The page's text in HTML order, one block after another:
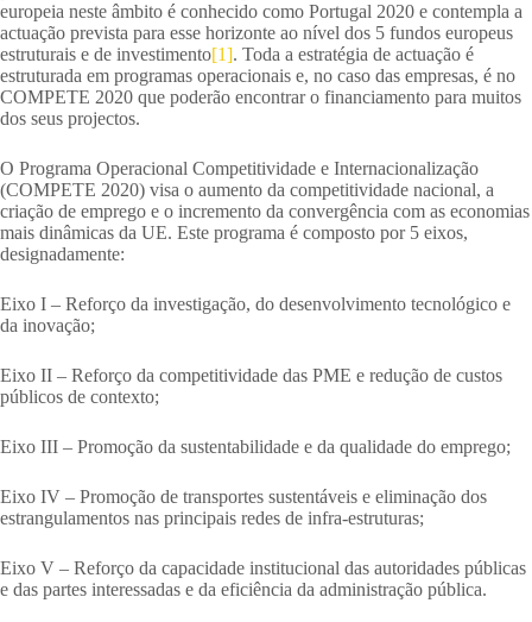
europeia neste âmbito é conhecido como Portugal 2020 e contempla a
actuação prevista para esse horizonte ao nível dos 5 fundos europeus
estruturais e de investimento[1]. Toda a estratégia de actuação é
estruturada em programas operacionais e, no caso das empresas, é no
COMPETE 2020 que poderão encontrar o financiamento para muitos
dos seus projectos.
O Programa Operacional Competitividade e Internacionalização
(COMPETE 2020) visa o aumento da competitividade nacional, a
criação de emprego e o incremento da convergência com as economias
mais dinâmicas da UE. Este programa é composto por 5 eixos,
designadamente:
Eixo I – Reforço da investigação, do desenvolvimento tecnológico e
da inovação;
Eixo II – Reforço da competitividade das PME e redução de custos
públicos de contexto;
Eixo III – Promoção da sustentabilidade e da qualidade do emprego;
Eixo IV – Promoção de transportes sustentáveis e eliminação dos
estrangulamentos nas principais redes de infra-estruturas;
Eixo V – Reforço da capacidade institucional das autoridades públicas
e das partes interessadas e da eficiência da administração pública.